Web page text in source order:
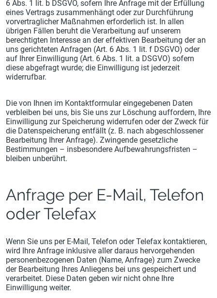
6 Abs. 1 lit. b DSGVO, sofern Ihre Anfrage mit der Erfüllung
eines Vertrags zusammenhängt oder zur Durchführung
vorvertraglicher Maßnahmen erforderlich ist. In allen
übrigen Fällen beruht die Verarbeitung auf unserem
berechtigten Interesse an der effektiven Bearbeitung der an
uns gerichteten Anfragen (Art. 6 Abs. 1 lit. f DSGVO) oder
auf Ihrer Einwilligung (Art. 6 Abs. 1 lit. a DSGVO) sofern
diese abgefragt wurde; die Einwilligung ist jederzeit
widerrufbar.
Die von Ihnen im Kontaktformular eingegebenen Daten
verbleiben bei uns, bis Sie uns zur Löschung auffordern, Ihre
Einwilligung zur Speicherung widerrufen oder der Zweck für
die Datenspeicherung entfällt (z. B. nach abgeschlossener
Bearbeitung Ihrer Anfrage). Zwingende gesetzliche
Bestimmungen – insbesondere Aufbewahrungsfristen –
bleiben unberührt.
Anfrage per E-Mail, Telefon
oder Telefax
Wenn Sie uns per E-Mail, Telefon oder Telefax kontaktieren,
wird Ihre Anfrage inklusive aller daraus hervorgehenden
personenbezogenen Daten (Name, Anfrage) zum Zwecke
der Bearbeitung Ihres Anliegens bei uns gespeichert und
verarbeitet. Diese Daten geben wir nicht ohne Ihre
Einwilligung weiter.